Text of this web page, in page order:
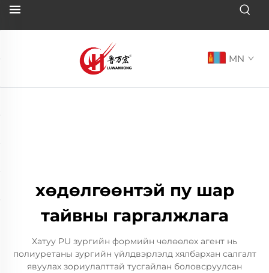
MN
хөдөлгөөнтэй пу шар
тайвны гаргалжлага
Хатуу PU зургийн формийн чөлөөлөх агент нь
полиуретаны зургийн үйлдвэрлэлд хялбархан салгалт
явуулах зориулалттай тусгайлан боловсруулсан